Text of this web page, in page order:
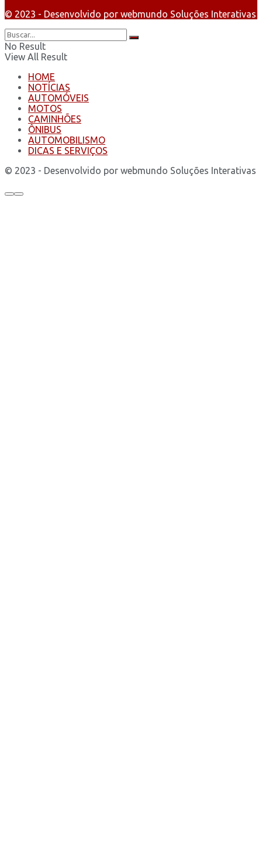
© 2023 - Desenvolvido por webmundo Soluções Interativas
No Result
View All Result
HOME
NOTÍCIAS
AUTOMÓVEIS
MOTOS
CAMINHÕES
ÔNIBUS
AUTOMOBILISMO
DICAS E SERVIÇOS
© 2023 - Desenvolvido por webmundo Soluções Interativas